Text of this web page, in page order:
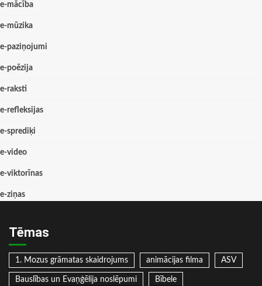
e-mācība
e-mūzika
e-paziņojumi
e-poēzija
e-raksti
e-refleksijas
e-sprediķi
e-video
e-viktorīnas
e-ziņas
Tēmas
1. Mozus grāmatas skaidrojums animācijas filma ASV
Bauslības un Evaņģēlija noslēpumi Bībele